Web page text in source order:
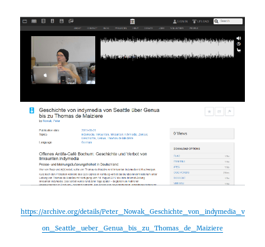
https://archive.org/details/Peter_Nowak_Geschichte_von_indymedia_v
on_Seattle_ueber_Genua_bis_zu_Thomas_de_Maiziere